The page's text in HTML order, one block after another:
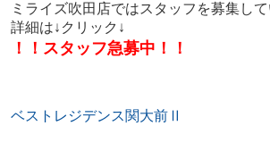
ミライズ吹田店ではスタッフを募集して
詳細は↓クリック↓
！！スタッフ急募中！！
ベストレジデンス関大前Ⅱ